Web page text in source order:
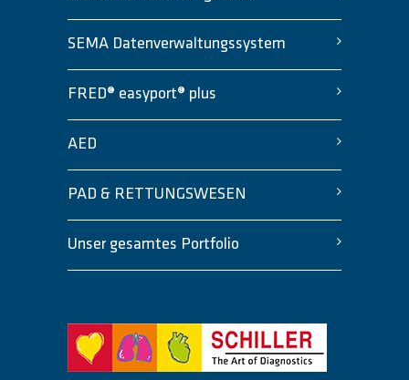
SEMA Datenverwaltungssystem
FRED® easyport® plus
AED
PAD & RETTUNGSWESEN
Unser gesamtes Portfolio